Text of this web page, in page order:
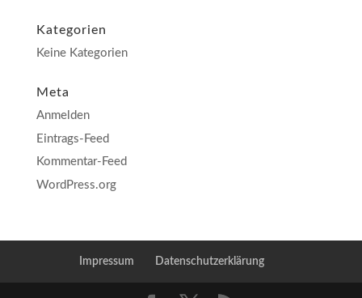
Kategorien
Keine Kategorien
Meta
Anmelden
Eintrags-Feed
Kommentar-Feed
WordPress.org
Impressum Datenschutzerklärung